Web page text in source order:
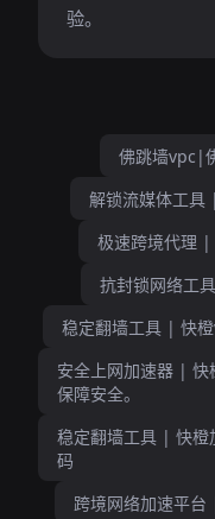
验。
佛跳墙vpc|
解锁流媒体工
极速跨境代理
抗封锁网络工
稳定翻墙工具 | 快
安全上网加速器 |
保障安全。
稳定翻墙工具 | 快橙
码
跨境网络加速平